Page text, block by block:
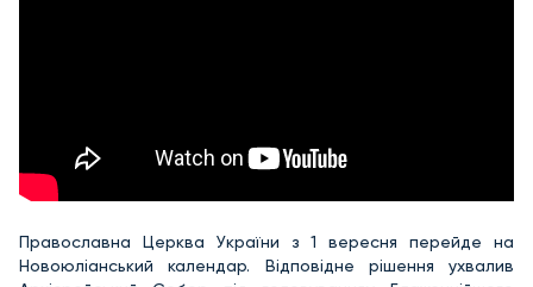
Православна Церква України з 1 вересня перейде на
Новоюліанський календар. Відповідне рішення ухвалив